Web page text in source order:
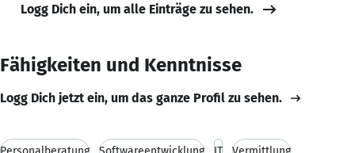
Logg Dich ein, um alle Einträge zu sehen.
Fähigkeiten und Kenntnisse
Logg Dich jetzt ein, um das ganze Profil zu sehen.